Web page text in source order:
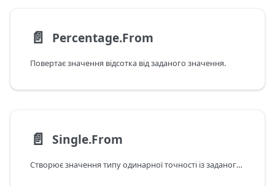
📄️ Percentage.From
Повертає значення відсотка від заданого значення.
📄️ Single.From
Створює значення типу одинарної точності із заданого значення.